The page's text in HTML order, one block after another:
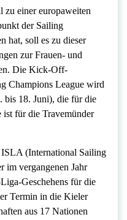
zu einer europaweiten
der Sailing
hat, soll es zu dieser
zur Frauen- und
Die Kick-Off-
Champions League wird
bis 18. Juni), die für die
für die Travemünder
(International Sailing
im vergangenen Jahr
Geschehens für die
Termin in die Kieler
aus 17 Nationen